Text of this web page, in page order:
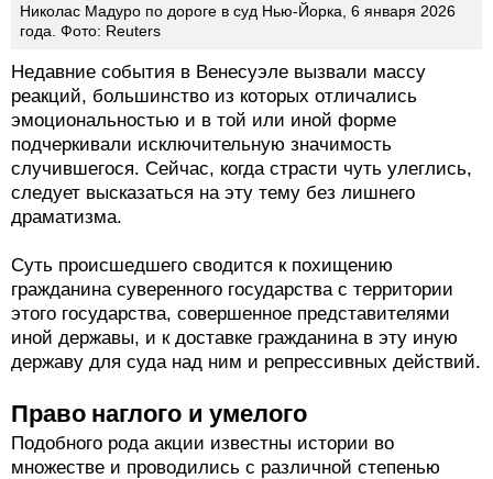
Николас Мадуро по дороге в суд Нью-Йорка, 6 января 2026
года. Фото: Reuters
Недавние события в Венесуэле вызвали массу
реакций, большинство из которых отличались
эмоциональностью и в той или иной форме
подчеркивали исключительную значимость
случившегося. Сейчас, когда страсти чуть улеглись,
следует высказаться на эту тему без лишнего
драматизма.
Суть происшедшего сводится к похищению
гражданина суверенного государства с территории
этого государства, совершенное представителями
иной державы, и к доставке гражданина в эту иную
державу для суда над ним и репрессивных действий.
Право наглого и умелого
Подобного рода акции известны истории во
множестве и проводились с различной степенью